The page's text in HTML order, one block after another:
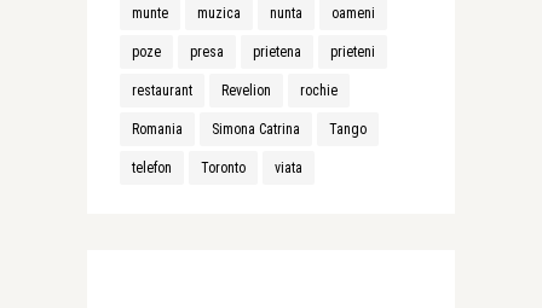
munte muzica nunta oameni
poze presa prietena prieteni
restaurant Revelion rochie
Romania Simona Catrina Tango
telefon Toronto viata